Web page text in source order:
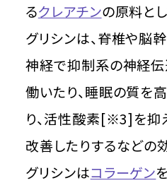
るクレアチンの原料と
グリシンは、脊椎や脳
神経で抑制系の神経
働いたり、睡眠の質を
り、活性酸素[※3]を抑
改善したりするなどの
グリシンはコラーゲン